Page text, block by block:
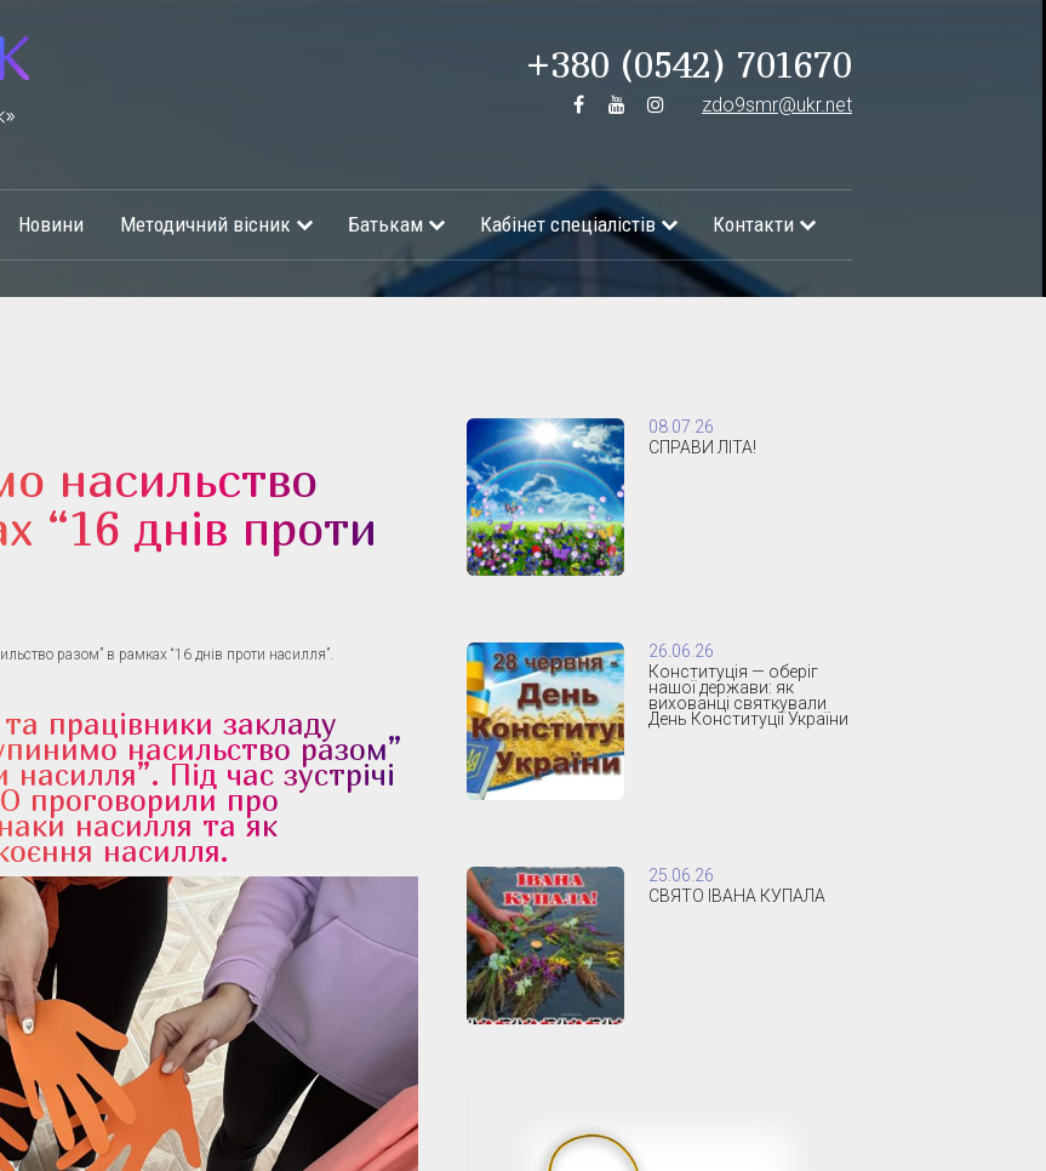
+380 (0542) 701670
zdo9smr@ukr.net
Новини Методичний вісник Батькам Кабінет спеціалістів Контакти
08.07.26
СПРАВИ ЛІТА!
26.06.26
Конституція — оберіг
нашої держави: як
вихованці святкували
День Конституції України
25.06.26
СВЯТО ІВАНА КУПАЛА
насильство
“16 днів проти
разом” в рамках “16 днів проти насилля”.
працівники закладу
насильство разом”
Під час зустрічі
проговорили про
насилля та як
насилля.